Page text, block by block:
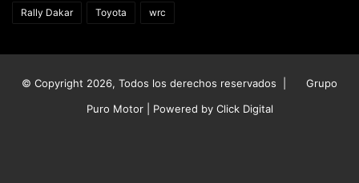
Rally Dakar Toyota wrc
© Copyright 2026, Todos los derechos reservados |
Grupo
Puro Motor | Powered by Click Digital